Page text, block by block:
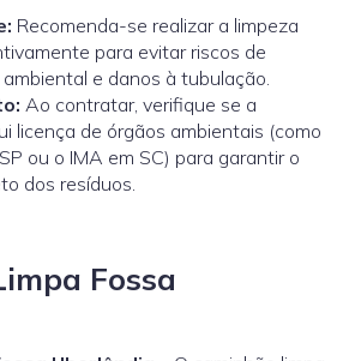
Recomenda-se realizar a limpeza
para evitar riscos de
e danos à tubulação.
Ao contratar, verifique se a
licença de órgãos ambientais (como
ou o IMA em SC) para garantir o
dos resíduos.
Fossa